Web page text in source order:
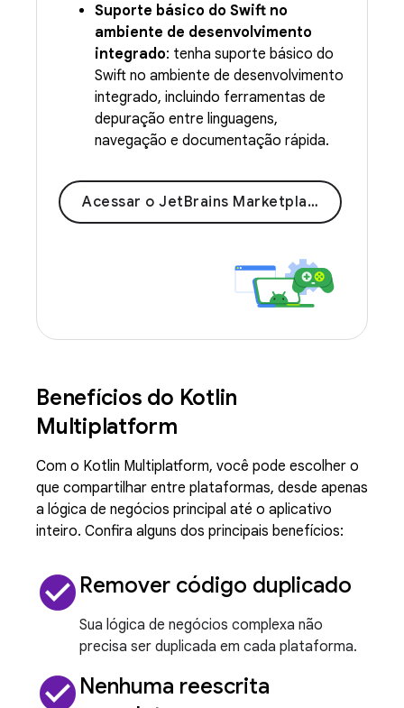
Suporte básico do Swift no
ambiente de desenvolvimento
integrado: tenha suporte básico do
Swift no ambiente de desenvolvimento
integrado, incluindo ferramentas de
depuração entre linguagens,
navegação e documentação rápida.
Acessar o JetBrains Marketplace
Benefícios do Kotlin
Multiplatform
Com o Kotlin Multiplatform, você pode escolher o
que compartilhar entre plataformas, desde apenas
a lógica de negócios principal até o aplicativo
inteiro. Confira alguns dos principais benefícios:
check_circle Remover código duplicado
Sua lógica de negócios complexa não
precisa ser duplicada em cada plataforma.
check_circle Nenhuma reescrita